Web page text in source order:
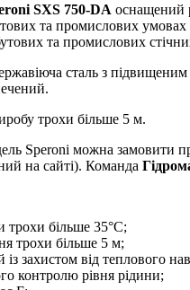
SXS 750-DA оснащений
та промислових
та промислових
сталь з підвищеним
трохи більше 5 м.
Speroni можна замовити
на сайті). Команда
трохи більше 35°С;
трохи більше 5 м;
захистом від теплового
контролю рівня рідини;